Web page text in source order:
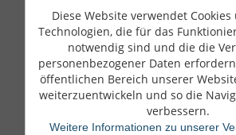
UNSER HAUS
Über uns
Geschäftszahlen
Governance
Aktionäre und
Diese Website verwendet
Technologien, die für das
notwendig sind und die die
personenbezogener Daten
öffentlichen Bereich unserer
weiterzuentwickeln und so die
verbessern.
Weitere Informationen zu unserer